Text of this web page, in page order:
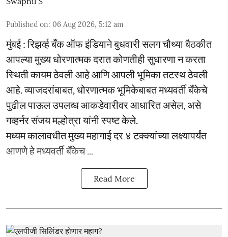
Published on: 06 Aug 2026, 5:12 am
मुंबई : रिझर्व्ह बँक ऑफ इंडियाने बुधवारी सलग चौथ्या बैठकीत
आपल्या मुख्य धोरणात्मक दरात कोणतीही सुधारणा न करता
स्थिती कायम ठेवली आहे आणि आपली भूमिका तटस्थ ठेवली
आहे. व्याजदरांबाबत, धोरणात्मक भूमिकेबाबत मध्यवर्ती बँकेचे
पुढील पाऊल उपलब्ध आकडेवारीवर आधारित असेल, असे
गव्हर्नर संजय मल्होत्रा यांनी स्पष्ट केले.
मध्यम कालावधीत मुख्य महागाई दर ४ टक्क्यांच्या लक्ष्यापर्यंत
आणणे हे मध्यवर्ती बँकेच ...
Read More